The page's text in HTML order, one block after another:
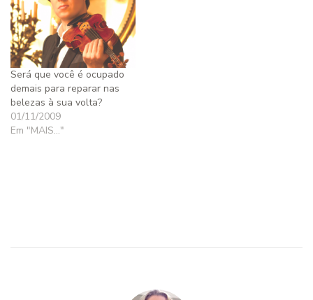
Será que você é ocupado
demais para reparar nas
belezas à sua volta?
01/11/2009
Em "MAIS..."